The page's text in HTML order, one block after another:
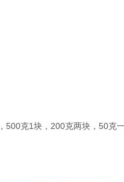
500克1块，200克两块，50克